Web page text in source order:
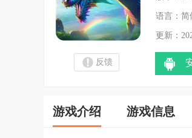
语言：简
更新：
反馈
游戏介绍 游戏信息